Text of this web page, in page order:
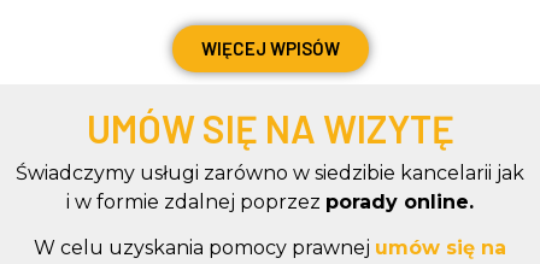
WIĘCEJ WPISÓW
UMÓW SIĘ NA WIZYTĘ
Świadczymy usługi zarówno w siedzibie kancelarii jak
i w formie zdalnej poprzez porady online.
W celu uzyskania pomocy prawnej umów się na